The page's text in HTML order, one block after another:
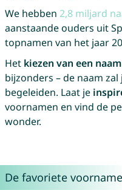
We hebben 2,8 miljard
aanstaande ouders uit
topnamen van het jaar
Het kiezen van een
bijzonders – de naam
begeleiden. Laat je
voornamen en vind de
wonder.
De favoriete